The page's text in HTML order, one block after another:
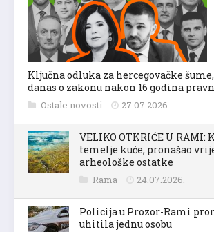
Ključna odluka za hercegovačke
danas o zakonu nakon 16 godina
Ostale novosti 27.07.2026.
VELIKO OTKRIĆE U RAMI:
temelje kuće, pronašao
arheološke ostatke
Rama 24.07.2026.
Policija u Prozor-Rami
uhitila jednu osobu